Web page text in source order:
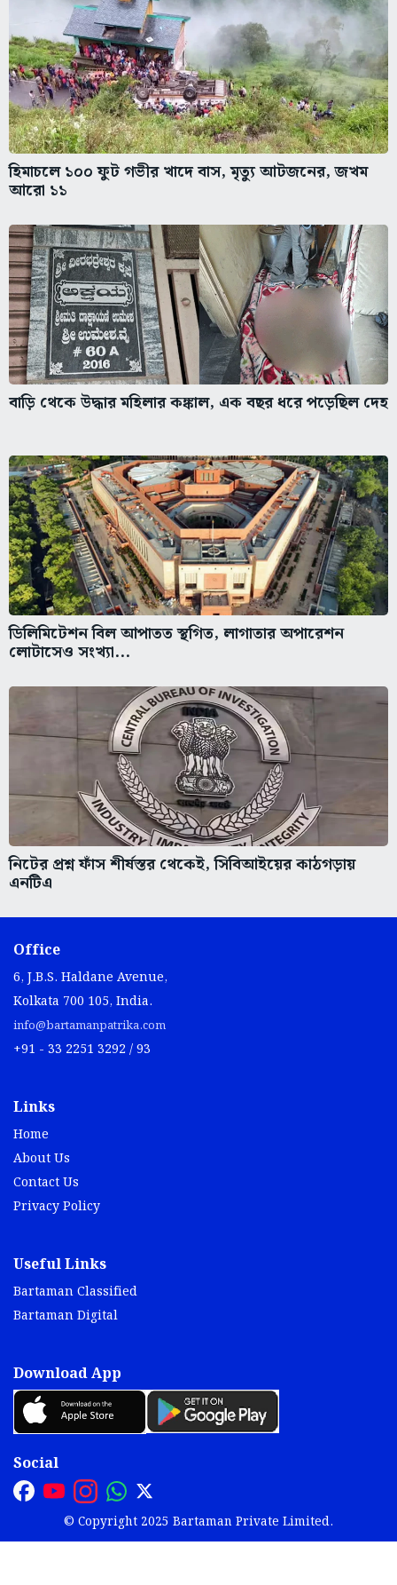
হিমাচলে ১০০ ফুট গভীর খাদে বাস, মৃত্যু আটজনের, জখম
আরো ১১
বাড়ি থেকে উদ্ধার মহিলার কঙ্কাল, এক বছর ধরে পড়েছিল দেহ
ডিলিমিটেশন বিল আপাতত স্থগিত, লাগাতার অপারেশন
লোটাসেও সংখ্যা...
নিটের প্রশ্ন ফাঁস শীর্ষস্তর থেকেই, সিবিআইয়ের কাঠগড়ায়
এনটিএ
Office
6, J.B.S. Haldane Avenue,
Kolkata 700 105, India.
info@bartamanpatrika.com
+91 - 33 2251 3292 / 93
Links
Home
About Us
Contact Us
Privacy Policy
Useful Links
Bartaman Classified
Bartaman Digital
Download App
Social
© Copyright 2025 Bartaman Private Limited.